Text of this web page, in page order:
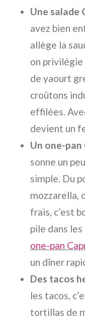
Une salade
avez bien
allège la
on
de yaourt
croûtons
effilées.
devient un
Un one-pan
sonne un
simple. Du
mozzarella,
frais, c’est
pile dans
one-pan
un dîner
Des tacos
les tacos,
tortillas de